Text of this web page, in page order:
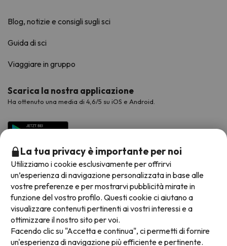
Blog, notizie e consigli sugli sci
Guida di sci
Viaggiare in gruppo
Scarica la nostra applicazione
Ha ottenuto una media di 4,6/5 su iOS e Android.
Metodi di pagamento disponibili
La tua privacy è importante per noi
Utilizziamo i cookie esclusivamente per offrirvi
un’esperienza di navigazione personalizzata in base alle
vostre preferenze e per mostrarvi pubblicità mirate in
funzione del vostro profilo. Questi cookie ci aiutano a
visualizzare contenuti pertinenti ai vostri interessi e a
ottimizzare il nostro sito per voi.
Facendo clic su "Accetta e continua", ci permetti di fornire
un'esperienza di navigazione più efficiente e pertinente.